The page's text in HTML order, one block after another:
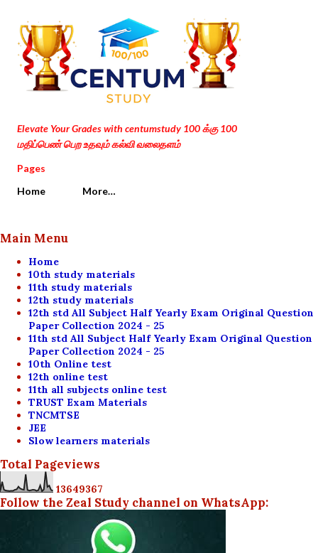
Skip to main content
Elevate Your Grades with centumstudy 100 க்கு 100
மதிப்பெண் பெற உதவும் கல்வி வலைதளம்
Pages
Home
More…
Main Menu
Home
10th study materials
11th study materials
12th study materials
12th std All Subject Half Yearly Exam Original Question
Paper Collection 2024 - 25
11th std All Subject Half Yearly Exam Original Question
Paper Collection 2024 - 25
10th Online test
12th online test
11th all subjects online test
TRUST Exam Materials
TNCMTSE
JEE
Slow learners materials
Total Pageviews
13649367
Follow the Zeal Study channel on WhatsApp: